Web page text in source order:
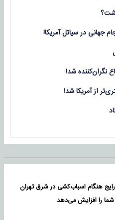
جهانی در سیاتل آمریکا!
نگران‌کننده شد!
از آمریکا شد!
رایج هنگام اسباب‌کشی در شرق تهران
شما را افزایش می‌دهد